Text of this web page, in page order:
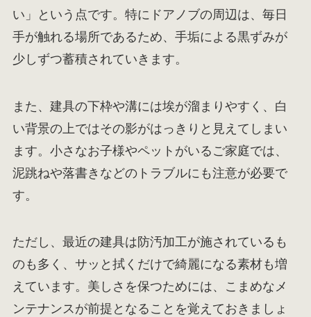
い」という点です。特にドアノブの周辺は、毎日
手が触れる場所であるため、手垢による黒ずみが
少しずつ蓄積されていきます。
また、建具の下枠や溝には埃が溜まりやすく、白
い背景の上ではその影がはっきりと見えてしまい
ます。小さなお子様やペットがいるご家庭では、
泥跳ねや落書きなどのトラブルにも注意が必要で
す。
ただし、最近の建具は防汚加工が施されているも
のも多く、サッと拭くだけで綺麗になる素材も増
えています。美しさを保つためには、こまめなメ
ンテナンスが前提となることを覚えておきましょ